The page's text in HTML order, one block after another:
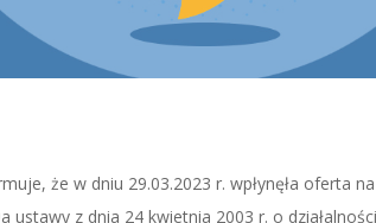
że w dniu 29.03.2023 r. wpłynęła oferta
ustawy z dnia 24 kwietnia 2003 r. o